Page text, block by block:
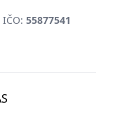
IČO: 55877541